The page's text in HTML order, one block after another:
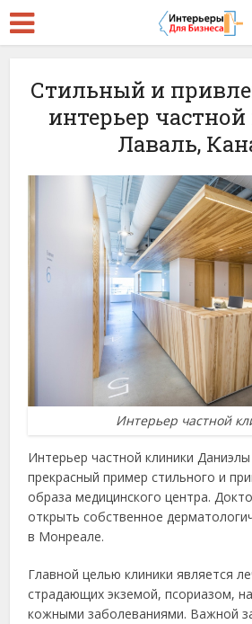
Стильный и
интерьер
Лаваль,
Интерьер частной
Интерьер частной клиники
прекрасный пример стильного и
образа медицинского центра.
открыть собственное
в Монреале.
Главной целью клиники является
страдающих экземой, псориазом,
кожными заболеваниями. Важной